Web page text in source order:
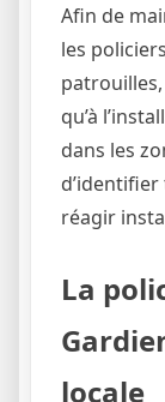
Afin de
les
qu’à
dans les
réagir
La
locale